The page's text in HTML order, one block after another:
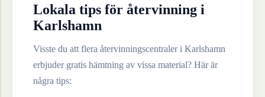
Lokala tips för återvinning i
Karlshamn
Visste du att flera återvinningscentraler i Karlshamn
erbjuder gratis hämtning av vissa material? Här är
några tips: